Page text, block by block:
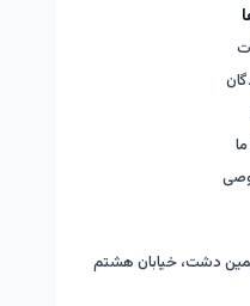
دشت، خیابان هشتم